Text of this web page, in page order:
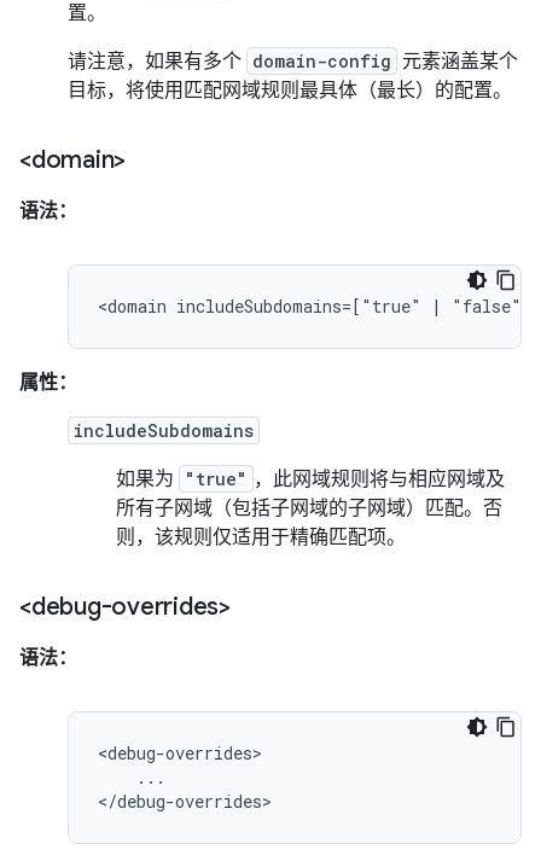
置。
请注意，如果有多个 domain-config 元素涵盖某个
目标，将使用匹配网域规则最具体（最长）的配置。
<domain>
语法：
<domain includeSubdomains=["true" |
属性：
includeSubdomains
如果为 "true" ，此网域规则将与相应网域及
所有子网域（包括子网域的子网域）匹配。否
则，该规则仅适用于精确匹配项。
<debug-overrides>
语法：
...
</debug-overrides>